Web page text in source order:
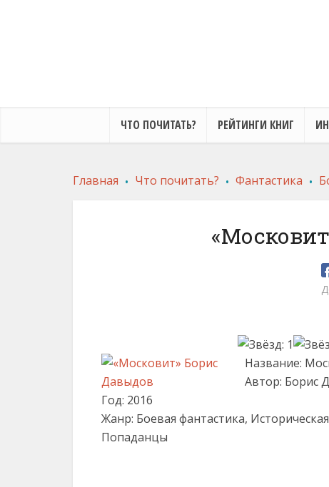
ЧТО ПОЧИТАТЬ? РЕЙТИНГИ КНИГ
Главная . Что почитать? . Фантастика .
Название:
Автор: Борис
Год: 2016
Жанр: Боевая фантастика,
Попаданцы